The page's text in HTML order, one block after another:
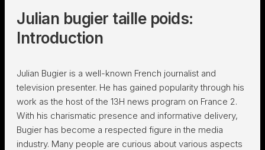
Julian bugier taille poids:
Introduction
Julian Bugier is a well-known French journalist and
television presenter. He has gained popularity through his
work as the host of the 13H news program on France 2.
With his charismatic presence and informative delivery,
Bugier has become a respected figure in the media
industry. Many people are curious about various aspects